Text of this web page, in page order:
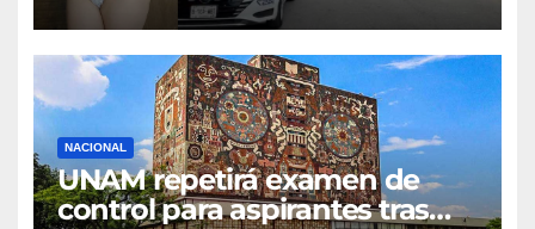
NACIONAL
UNAM repetirá examen de
control para aspirantes tras